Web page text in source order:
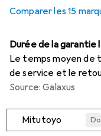
Comparer les 15
Durée de la garantie
Le temps moyen de
de service et le
Source: Galaxus
Mitutoyo